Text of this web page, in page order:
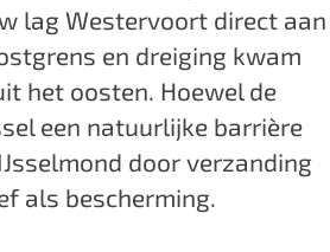
lag Westervoort direct aan
en dreiging kwam
het oosten. Hoewel de
een natuurlijke barrière
door verzanding
als bescherming.